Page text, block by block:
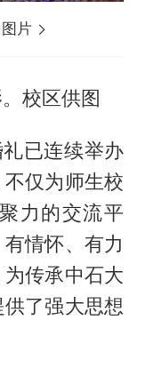
片
校区供图
已连续举办
仅为师生校
力的交流平
情怀、有力
传承中石大
了强大思想